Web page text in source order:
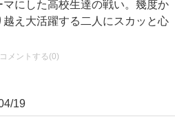
マにした高校生達の戦い。幾度か
え大活躍する二人にスカッと心
コメントする(0)
19